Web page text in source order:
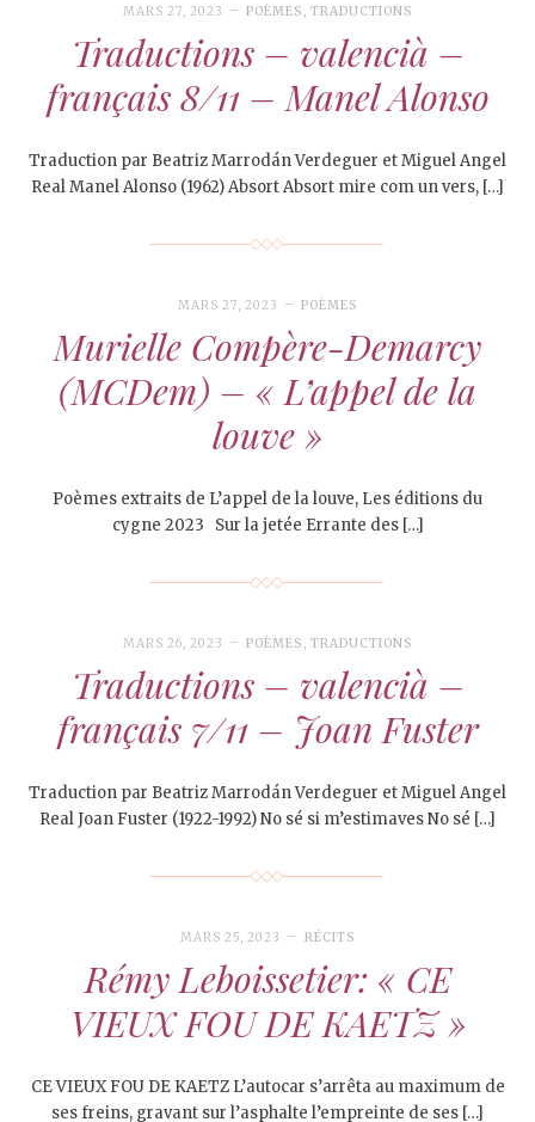
MARS 27, 2023 POÈMES , TRADUCTIONS
Traductions – valencià –
français 8/11 – Manel Alonso
Traduction par Beatriz Marrodán Verdeguer et Miguel Angel
Real Manel Alonso (1962) Absort Absort mire com un vers, […]
MARS 27, 2023 POÈMES
Murielle Compère-Demarcy
(MCDem) – « L’appel de la
louve »
Poèmes extraits de L’appel de la louve, Les éditions du
cygne 2023 Sur la jetée Errante des […]
MARS 26, 2023 POÈMES , TRADUCTIONS
Traductions – valencià –
français 7/11 – Joan Fuster
Traduction par Beatriz Marrodán Verdeguer et Miguel Angel
Real Joan Fuster (1922-1992) No sé si m’estimaves No sé […]
MARS 25, 2023 RÉCITS
Rémy Leboissetier: « CE
VIEUX FOU DE KAETZ »
CE VIEUX FOU DE KAETZ L’autocar s’arrêta au maximum de
ses freins, gravant sur l’asphalte l’empreinte de ses […]